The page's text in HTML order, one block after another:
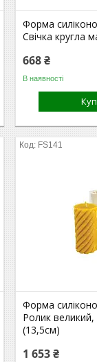
Форма
Свічка кругла
668 ₴
В наявності
FS141
Форма
Ролик великий,
(13,5см)
1 653 ₴